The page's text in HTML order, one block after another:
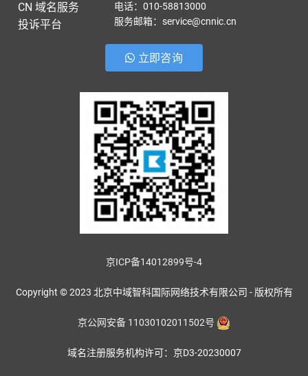
CN 域名服务
投诉平台
电话：010-58813000
服务邮箱：service@cnnic.cn
立即咨询
京ICP备14012899号-4
Copyright © 2023 北京中域智科国际网络技术有限公司 - 版权所有
京公网安备 11030102011502号
域名注册服务机构许可：京D3-20230007